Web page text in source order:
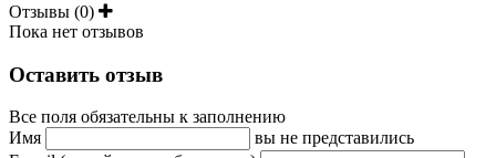
Отзывы (0)
Пока нет отзывов
Оставить отзыв
Все поля обязательны к заполнению
Имя
вы не представились